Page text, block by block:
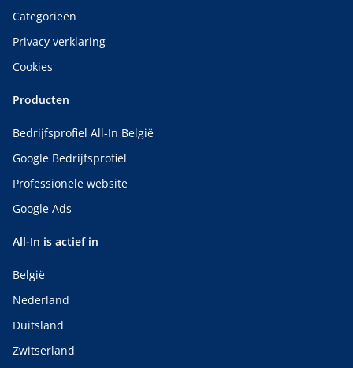
Categorieën
Privacy verklaring
Cookies
Producten
Bedrijfsprofiel All-In België
Google Bedrijfsprofiel
Professionele website
Google Ads
All-In is actief in
België
Nederland
Duitsland
Zwitserland